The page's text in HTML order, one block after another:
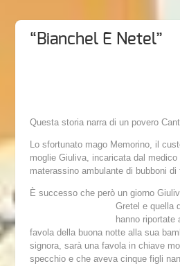
“Bianchel E Netel”
Questa storia narra di un povero
Lo sfortunato mago Memorino, il
moglie Giuliva, incaricata dal
materassino ambulante di bubboni di
È successo che però un giorno
Gretel e quella
hanno
favola della buona notte alla sua
signora, sarà una favola in chiave
specchio e che aveva cinque figli